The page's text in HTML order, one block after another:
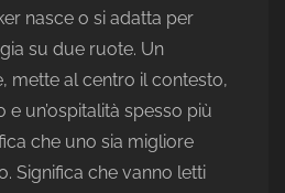
nasce o si adatta per
su due ruote. Un
mette al centro il contesto,
un’ospitalità spesso più
che uno sia migliore
Significa che vanno letti